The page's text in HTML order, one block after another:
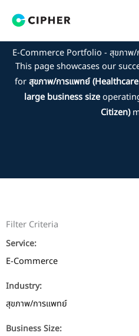
E-Commerce Portfolio - สุขภาพ/
This page showcases our
forสุขภาพ/การแพทย์
large business size
Citizen)
Filter Criteria
Service:
E-Commerce
Industry:
สุขภาพ/การแพทย์
Business Size: